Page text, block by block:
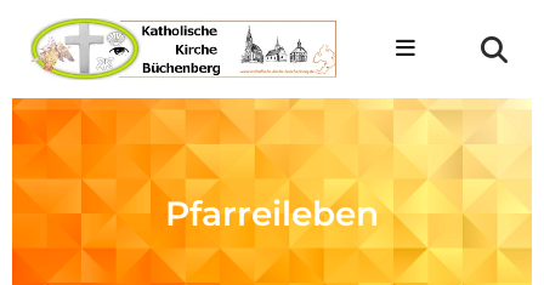
Pfarreileben